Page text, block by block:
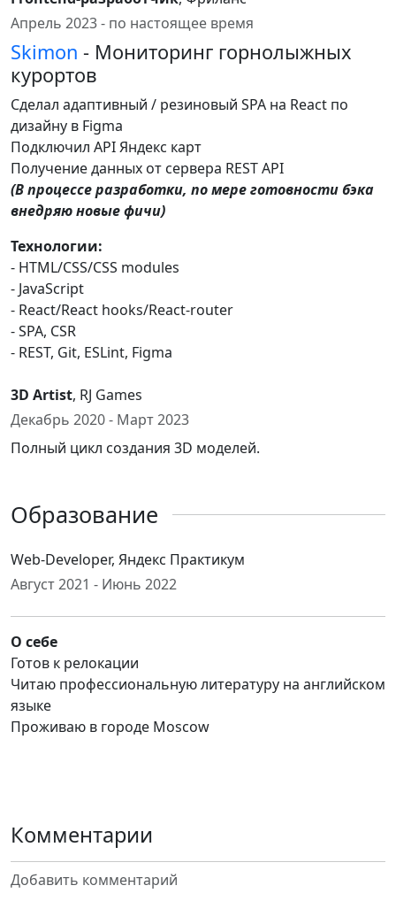
Апрель 2023 - по настоящее время
Skimon - Мониторинг горнолыжных
курортов
Сделал адаптивный / резиновый SPA на React по
дизайну в Figma
Подключил API Яндекс карт
Получение данных от сервера REST API
(В процессе разработки, по мере готовности бэка
внедряю новые фичи)
Технологии:
- HTML/CSS/CSS modules
- JavaScript
- React/React hooks/React-router
- SPA, CSR
- REST, Git, ESLint, Figma
3D Artist, RJ Games
Декабрь 2020 - Март 2023
Полный цикл создания 3D моделей.
Образование
Web-Developer, Яндекс Практикум
Август 2021 - Июнь 2022
О себе
Готов к релокации
Читаю профессиональную литературу на английском
языке
Проживаю в городе Moscow
Комментарии
Добавить комментарий